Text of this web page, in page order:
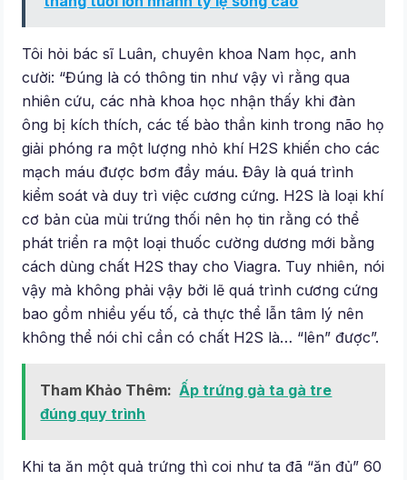
Tôi hỏi bác sĩ Luân, chuyên khoa Nam học, anh
cười: “Đúng là có thông tin như vậy vì rằng qua
nhiên cứu, các nhà khoa học nhận thấy khi đàn
ông bị kích thích, các tế bào thần kinh trong não họ
giải phóng ra một lượng nhỏ khí H2S khiến cho các
mạch máu được bơm đầy máu. Đây là quá trình
kiểm soát và duy trì việc cương cứng. H2S là loại khí
cơ bản của mùi trứng thối nên họ tin rằng có thể
phát triển ra một loại thuốc cường dương mới bằng
cách dùng chất H2S thay cho Viagra. Tuy nhiên, nói
vậy mà không phải vậy bởi lẽ quá trình cương cứng
bao gồm nhiều yếu tố, cả thực thể lẫn tâm lý nên
không thể nói chỉ cần có chất H2S là… “lên” được”.
Tham Khảo Thêm: Ấp trứng gà ta gà tre
đúng quy trình
Khi ta ăn một quả trứng thì coi như ta đã “ăn đủ” 60